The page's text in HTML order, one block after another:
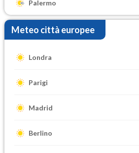
Palermo
Meteo città europee
Londra
Parigi
Madrid
Berlino